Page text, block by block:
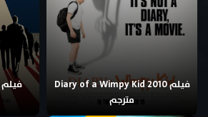
فيلم Diary of a Wimpy Kid 2010
مترجم